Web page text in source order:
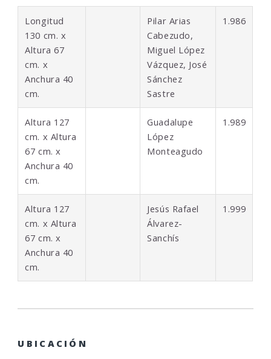
Longitud
130 cm. x
Altura 67
cm. x
Anchura 40
cm.
Pilar Arias
Cabezudo,
Miguel López
Vázquez, José
Sánchez
Sastre
1.986
Altura 127
cm. x Altura
67 cm. x
Anchura 40
cm.
Guadalupe
López
Monteagudo
1.989
Altura 127
cm. x Altura
67 cm. x
Anchura 40
cm.
Jesús Rafael
Álvarez-
Sanchís
1.999
UBICACIÓN